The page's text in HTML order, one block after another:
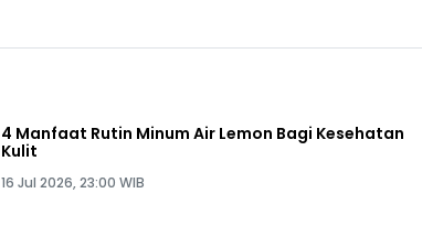
4 Manfaat Rutin Minum Air Lemon Bagi Kesehatan
Kulit
16 Jul 2026, 23:00 WIB